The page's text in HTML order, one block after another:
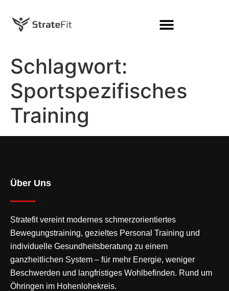
Schlagwort:
Sportspezifisches
Training
Über Uns
Stratefit vereint modernes schmerzorientiertes
Bewegungstraining, gezieltes Personal Training und
individuelle Gesundheitsberatung zu einem
ganzheitlichen System – für mehr Energie, weniger
Beschwerden und langfristiges Wohlbefinden. Rund um
Öhringen im Hohenlohekreis.